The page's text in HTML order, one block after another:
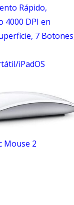
Rápido,
4000 DPI en
7
iPadOS
Mouse 2